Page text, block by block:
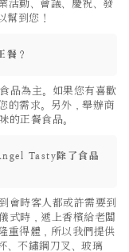
活動、會議、慶祝、發
幫到您！
餐？
品為主。如果您有喜歡
的需求。另外，舉辦商
的正餐食品。
Tasty除了食品
會時客人都或許需要到
式時，遞上香檳給老闆
重得體，所以我們提供
、不鏽鋼刀叉、玻璃